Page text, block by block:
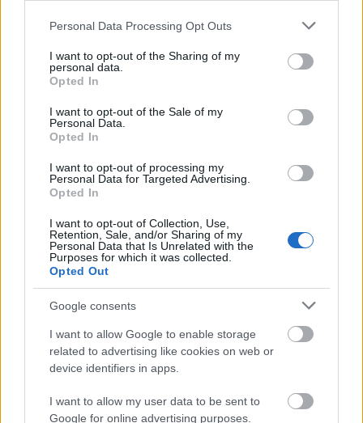
Please note that this website/app uses one or more Google
not limited to your visit or usage behaviour. You may click to
grant or deny consent to Google and its third-party tags to
use your data for below specified purposes in below Google
consent section.
Personal Data Processing Opt Outs
I want to opt-out of the Sharing of my
personal data.
Opted In
I want to opt-out of the Sale of my
Personal Data.
Opted In
I want to opt-out of processing my
Personal Data for Targeted Advertising.
Opted In
I want to opt-out of Collection, Use,
Retention, Sale, and/or Sharing of my
Personal Data that Is Unrelated with the
Purposes for which it was collected.
Opted Out
Google consents
I want to allow Google to enable storage
related to advertising like cookies on web or
device identifiers in apps.
I want to allow my user data to be sent to
Google for online advertising purposes.
Πιστοποίηση Υπολογιστών σε 2
Μάθε πρώτος όλες τις σημαντικές
Βάλε το proson.gr στα αποτελέσματα
αναζήτησης της Google
Δημοφιλείς Ειδήσεις
Πυροσβεστική Σχολή: Νέος
κανονισμός για δόκιμους – Τι αλλάζει
σε διαμονή, σίτιση και πρακτική